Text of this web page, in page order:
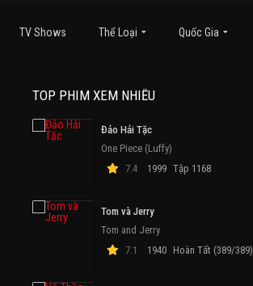
TV Shows Thể Loại Quốc Gia
TOP PHIM XEM NHIỀU
Đảo Hải Tặc
One Piece (Luffy)
7.4
1999 Tập 1168
Tom và Jerry
Tom and Jerry
7.1
1940 Hoàn Tất (389/389)